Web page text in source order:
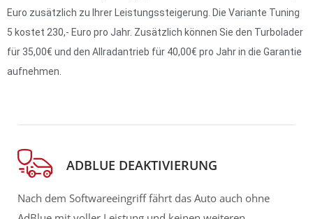
Euro zusätzlich zu Ihrer Leistungssteigerung. Die Variante Tuning
5 kostet 230,- Euro pro Jahr. Zusätzlich können Sie den Turbolader
für 35,00€ und den Allradantrieb für 40,00€ pro Jahr in die Garantie
aufnehmen.
ADBLUE DEAKTIVIERUNG
Nach dem Softwareeingriff fährt das Auto auch ohne